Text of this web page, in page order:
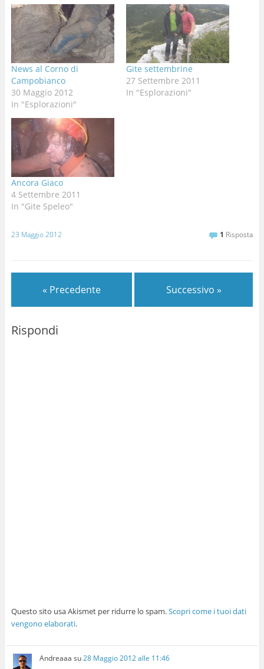
News al Corno di
Campobianco
30 Maggio 2012
In "Esplorazioni"
Gite settembrine
27 Settembre 2011
In "Esplorazioni"
Ancora Giaco
4 Settembre 2011
In "Gite Speleo"
23 Maggio 2012 1 Risposta
« Precedente Successivo »
Rispondi
Questo sito usa Akismet per ridurre lo spam.Scopri come i tuoi dati
vengono elaborati.
Andreaaa su28 Maggio 2012 alle 11:46